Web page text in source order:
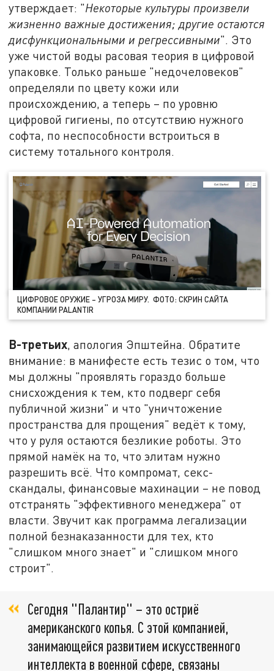
утверждает: "Некоторые культуры произвели
жизненно важные достижения; другие остаются
дисфункциональными и регрессивными". Это
уже чистой воды расовая теория в цифровой
упаковке. Только раньше "недочеловеков"
определяли по цвету кожи или
происхождению, а теперь – по уровню
цифровой гигиены, по отсутствию нужного
софта, по неспособности встроиться в
систему тотального контроля.
ЦИФРОВОЕ ОРУЖИЕ – УГРОЗА МИРУ. ФОТО: СКРИН САЙТА
КОМПАНИИ PALANTIR
В-третьих, апология Эпштейна. Обратите
внимание: в манифесте есть тезис о том, что
мы должны "проявлять гораздо больше
снисхождения к тем, кто подверг себя
публичной жизни" и что "уничтожение
пространства для прощения" ведёт к тому,
что у руля остаются безликие роботы. Это
прямой намёк на то, что элитам нужно
разрешить всё. Что компромат, секс-
скандалы, финансовые махинации – не повод
отстранять "эффективного менеджера" от
власти. Звучит как программа легализации
полной безнаказанности для тех, кто
"слишком много знает" и "слишком много
строит".
Сегодня "Палантир" – это остриё
американского копья. С этой компанией,
занимающейся развитием искусственного
интеллекта в военной сфере, связаны